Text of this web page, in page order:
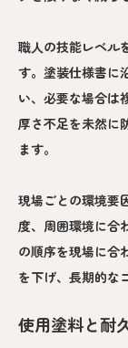
職人の技能レベル
す。塗装仕様書に
い、必要な場合は
厚さ不足を未然に
ます。
現場ごとの環境要
度、周囲環境に合
の順序を現場に合
を下げ、長期的な
使用塗料と耐